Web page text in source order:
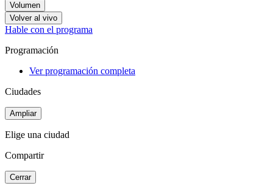
Volumen
Volver al vivo
Hable con el programa
Programación
Ver programación completa
Ciudades
Ampliar
Elige una ciudad
Compartir
Cerrar